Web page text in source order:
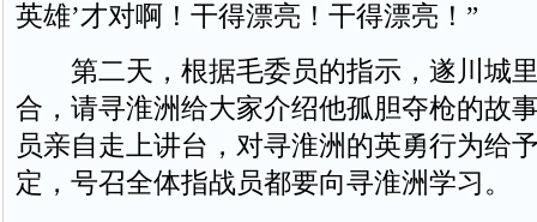
英雄’才对啊！干得漂亮！干得漂亮！”
第二天，根据毛委员的指示，遂川城
合，请寻淮洲给大家介绍他孤胆夺枪的故
员亲自走上讲台，对寻淮洲的英勇行为给
定，号召全体指战员都要向寻淮洲学习。